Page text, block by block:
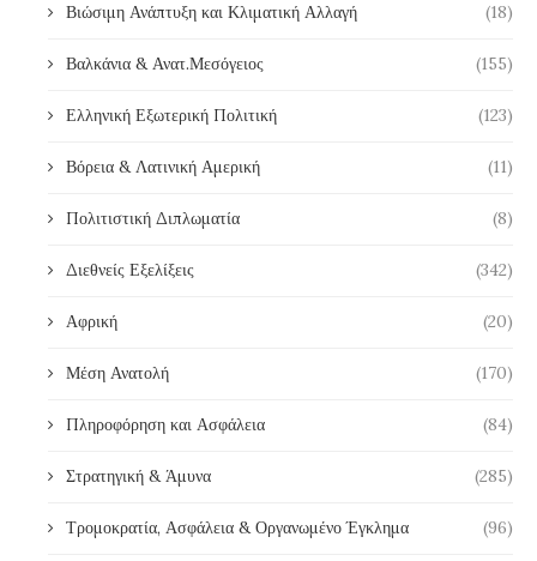
Βιώσιμη Ανάπτυξη και Κλιματική Αλλαγή (18)
Βαλκάνια & Ανατ.Μεσόγειος (155)
Ελληνική Εξωτερική Πολιτική (123)
Βόρεια & Λατινική Αμερική (11)
Πολιτιστική Διπλωματία (8)
Διεθνείς Εξελίξεις (342)
Αφρική (20)
Μέση Ανατολή (170)
Πληροφόρηση και Ασφάλεια (84)
Στρατηγική & Άμυνα (285)
Τρομοκρατία, Ασφάλεια & Οργανωμένο Έγκλημα (96)